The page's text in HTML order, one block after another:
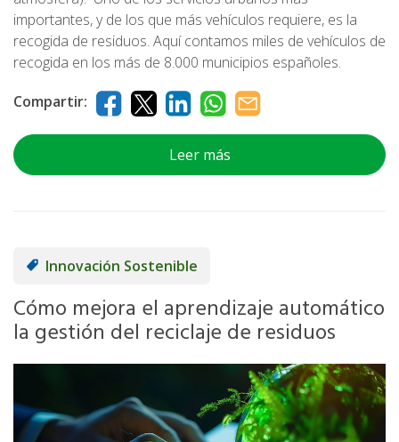
importantes, y de los que más vehículos requiere, es la
recogida de residuos. Aquí contamos miles de vehículos de
recogida en los más de 8.000 municipios españoles.
Compartir:
Leer más
Innovación Sostenible
Cómo mejora el aprendizaje automático
la gestión del reciclaje de residuos